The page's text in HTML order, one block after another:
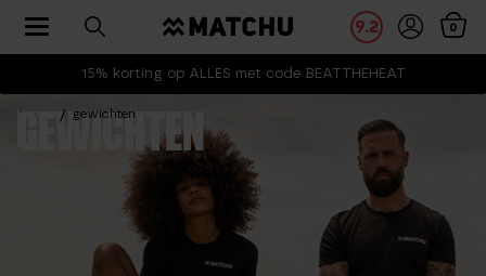
15% korting op ALLES met code BEATTHEHEAT
9.2 0
Toggle navigation
gewichten
GEWICHTEN